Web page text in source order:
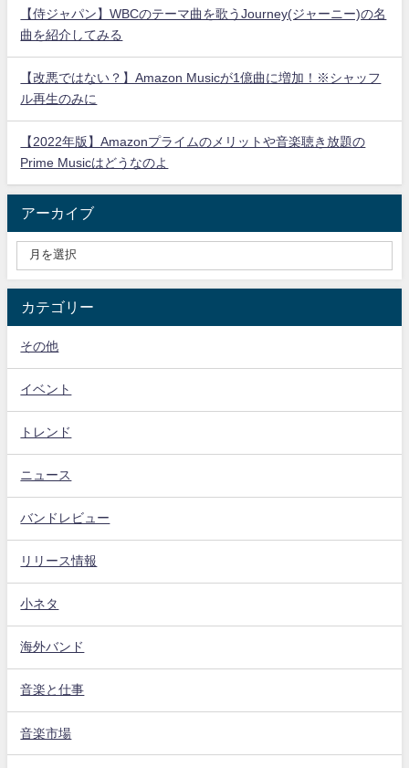
【侍ジャパン】WBCのテーマ曲を歌うJourney(ジャーニー)の名
曲を紹介してみる
【改悪ではない？】Amazon Musicが1億曲に増加！※シャッフ
ル再生のみに
【2022年版】Amazonプライムのメリットや音楽聴き放題の
Prime Musicはどうなのよ
アーカイブ
カテゴリー
その他
イベント
トレンド
ニュース
バンドレビュー
リリース情報
小ネタ
海外バンド
音楽と仕事
音楽市場